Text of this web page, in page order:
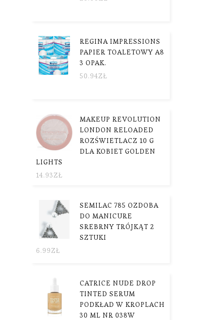
REGINA IMPRESSIONS
PAPIER TOALETOWY A8
3 OPAK.
50.94ZŁ
MAKEUP REVOLUTION
LONDON RELOADED
ROZŚWIETLACZ 10 G
DLA KOBIET GOLDEN
LIGHTS
14.93ZŁ
SEMILAC 785 OZDOBA
DO MANICURE
SREBRNY TRÓJKĄT 2
SZTUKI
6.99ZŁ
CATRICE NUDE DROP
TINTED SERUM
PODKŁAD W KROPLACH
30 ML NR 038W